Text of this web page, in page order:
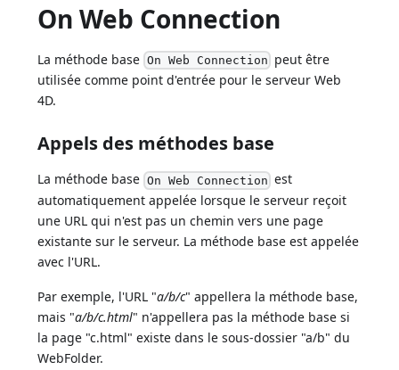
On Web Connection
La méthode base On Web Connection peut être
utilisée comme point d'entrée pour le serveur Web
4D.
Appels des méthodes base
La méthode base On Web Connection est
automatiquement appelée lorsque le serveur reçoit
une URL qui n'est pas un chemin vers une page
existante sur le serveur. La méthode base est appelée
avec l'URL.
Par exemple, l'URL "a/b/c" appellera la méthode base,
mais "a/b/c.html" n'appellera pas la méthode base si
la page "c.html" existe dans le sous-dossier "a/b" du
WebFolder.